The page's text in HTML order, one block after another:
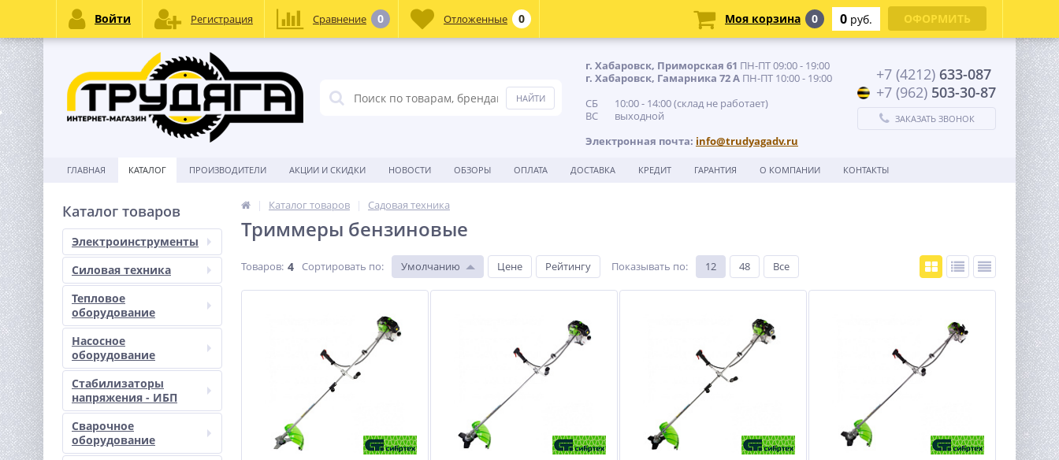
г. Хабаровск, Приморская 61 ПН-ПТ 09:00 - 19:00
г. Хабаровск, Гамарника 72 А ПН-ПТ 10:00 - 19:00
СБ 10:00 - 14:00 (склад не работает)
ВС выходной
Электронная почта: info@trudyagadv.ru
+7 (4212) 633-087
+7 (962) 503-30-87
ЗАКАЗАТЬ ЗВОНОК
ГЛАВНАЯ КАТАЛОГ ПРОИЗВОДИТЕЛИ АКЦИИ И СКИДКИ НОВОСТИ ОБЗОРЫ ОПЛАТА ДОСТАВКА КРЕДИТ ГАРАНТИЯ О КОМПАНИИ КОНТАКТЫ
Каталог товаров
Электроинструменты
Силовая техника
Тепловое
оборудование
Насосное
оборудование
Стабилизаторы
напряжения - ИБП
Сварочное
оборудование
Каталог товаров Садовая техника
Триммеры бензиновые
Товаров: 4 Сортировать по: Умолчанию Цене Рейтингу Показывать по: 12 48 Все
Войти Регистрация Сравнение 0 Отложенные 0 Моя корзина 0 0 руб. ОФОРМИТЬ